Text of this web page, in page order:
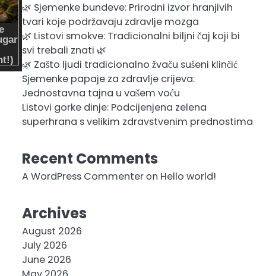
🌿 Sjemenke bundeve: Prirodni izvor hranjivih
tvari koje podržavaju zdravlje mozga
🌿 Listovi smokve: Tradicionalni biljni čaj koji bi
svi trebali znati 🌿
🌿 Zašto ljudi tradicionalno žvaču sušeni klinčić
Sjemenke papaje za zdravlje crijeva:
Jednostavna tajna u vašem voću
Listovi gorke dinje: Podcijenjena zelena
superhrana s velikim zdravstvenim prednostima
Recent Comments
A WordPress Commenteron Hello world!
Archives
August 2026
July 2026
June 2026